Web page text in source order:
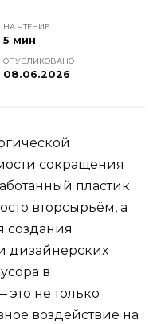
НА ЧТЕНИЕ
5 мин
ОПУБЛИКОВАНО
08.06.2026
сокращения
пластик
вторсырьём, а
создания
дизайнерских
в
это не только
воздействие на